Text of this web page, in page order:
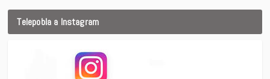
Telepobla a Instagram